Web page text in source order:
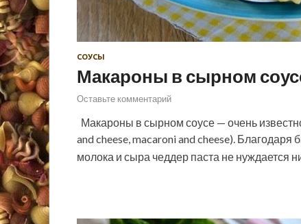
СОУСЫ
Макароны в сырном
Оставьте комментарий
Макароны в сырном соусе — очень
and cheese, macaroni and cheese).
молока и сыра чеддер паста не нуждается